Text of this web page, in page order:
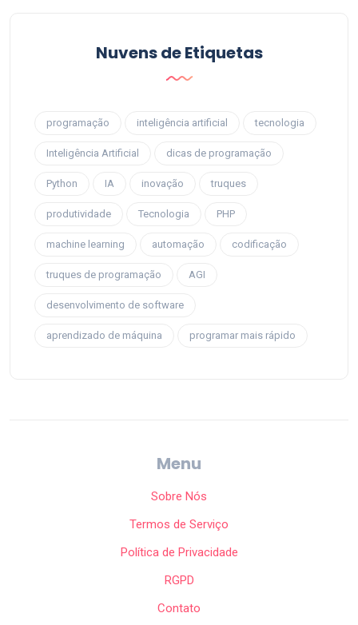
Nuvens de Etiquetas
programação inteligência artificial tecnologia
Inteligência Artificial dicas de programação
Python IA inovação truques
produtividade Tecnologia PHP
machine learning automação codificação
truques de programação AGI
desenvolvimento de software
aprendizado de máquina programar mais rápido
Menu
Sobre Nós
Termos de Serviço
Política de Privacidade
RGPD
Contato